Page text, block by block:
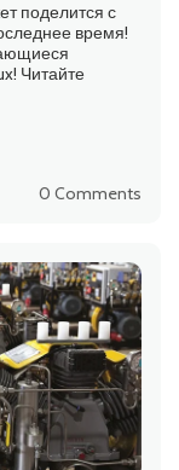
поделится с
время!
Читайте
0 Comments